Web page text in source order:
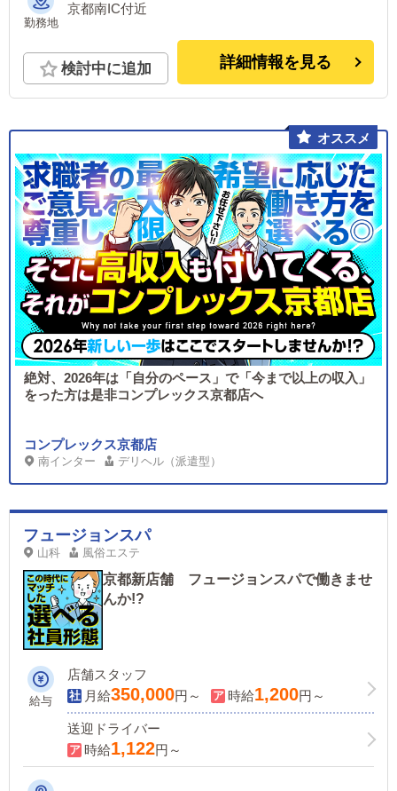
勤務地
京都南IC付近
検討中に追加 詳細情報を見る
絶対、2026年は「自分のペース」で「今まで以上の収入」
をった方は是非コンプレックス京都店へ
コンプレックス京都店
南インター デリヘル（派遣型）
フュージョンスパ
山科 風俗エステ
京都新店舗 フュージョンスパで働きませ
んか!?
給与
店舗スタッフ
月給350,000円～ 時給1,200円～
送迎ドライバー
時給1,122円～